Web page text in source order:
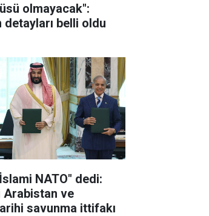
olmayacak":
detayları belli oldu
NATO" dedi:
Arabistan ve
savunma ittifakı